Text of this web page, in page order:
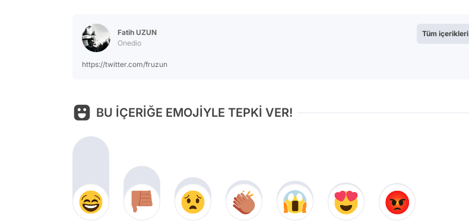
Fatih UZUN
Onedio
https://twitter.com/fruzun
Tüm içerikleri
BU İÇERİĞE EMOJİYLE TEPKİ VER!